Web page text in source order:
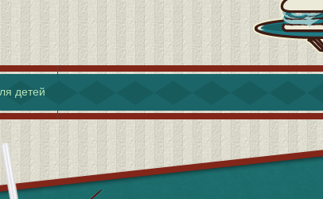
детей